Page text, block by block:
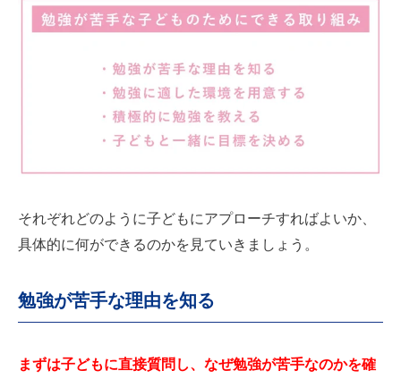
それぞれどのように子どもにアプローチすればよいか、
具体的に何ができるのかを見ていきましょう。
勉強が苦手な理由を知る
まずは子どもに直接質問し、なぜ勉強が苦手なのかを確